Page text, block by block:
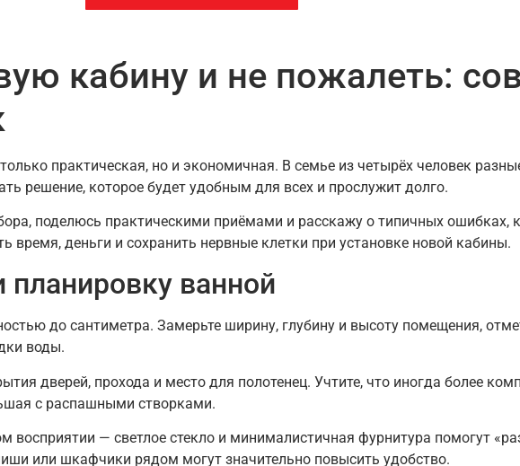
кабину и не пожалеть:
практическая, но и экономичная. В семье из четырёх человек
решение, которое будет удобным для всех и прослужит долго.
поделюсь практическими приёмами и расскажу о типичных ошибках,
время, деньги и сохранить нервные клетки при установке новой кабины.
планировку ванной
до сантиметра. Замерьте ширину, глубину и высоту помещения,
воды.
дверей, прохода и место для полотенец. Учтите, что иногда более
с распашными створками.
восприятии — светлое стекло и минималистичная фурнитура помогут
или шкафчики рядом могут значительно повысить удобство.